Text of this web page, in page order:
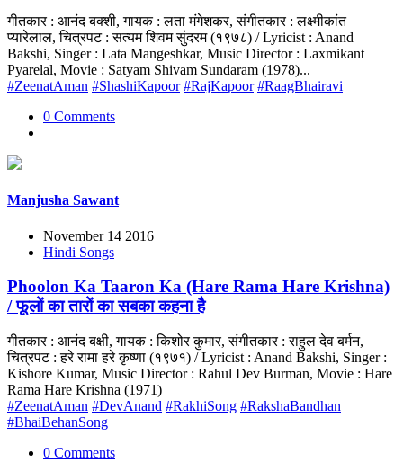
गीतकार : आनंद बक्शी, गायक : लता मंगेशकर, संगीतकार : लक्ष्मीकांत
प्यारेलाल, चित्रपट : सत्यम शिवम सुंदरम (१९७८) / Lyricist : Anand
Bakshi, Singer : Lata Mangeshkar, Music Director : Laxmikant
Pyarelal, Movie : Satyam Shivam Sundaram (1978)...
#ZeenatAman #ShashiKapoor #RajKapoor #RaagBhairavi
0 Comments
Manjusha Sawant
November 14 2016
Hindi Songs
Phoolon Ka Taaron Ka (Hare Rama Hare Krishna)
/ फूलों का तारों का सबका कहना है
गीतकार : आनंद बक्षी, गायक : किशोर कुमार, संगीतकार : राहुल देव बर्मन,
चित्रपट : हरे रामा हरे कृष्णा (१९७१) / Lyricist : Anand Bakshi, Singer :
Kishore Kumar, Music Director : Rahul Dev Burman, Movie : Hare
Rama Hare Krishna (1971)
#ZeenatAman #DevAnand #RakhiSong #RakshaBandhan
#BhaiBehanSong
0 Comments